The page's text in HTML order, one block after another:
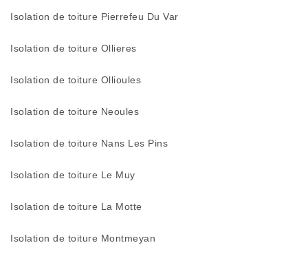
Isolation de toiture Pierrefeu Du Var
Isolation de toiture Ollieres
Isolation de toiture Ollioules
Isolation de toiture Neoules
Isolation de toiture Nans Les Pins
Isolation de toiture Le Muy
Isolation de toiture La Motte
Isolation de toiture Montmeyan